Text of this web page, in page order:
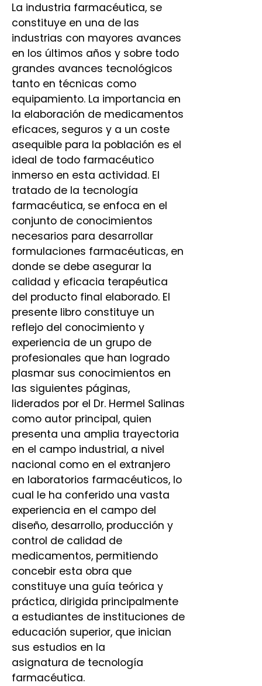
La industria farmacéutica, se
constituye en una de las
industrias con mayores avances
en los últimos años y sobre todo
grandes avances tecnológicos
tanto en técnicas como
equipamiento. La importancia en
la elaboración de medicamentos
eficaces, seguros y a un coste
asequible para la población es el
ideal de todo farmacéutico
inmerso en esta actividad. El
tratado de la tecnología
farmacéutica, se enfoca en el
conjunto de conocimientos
necesarios para desarrollar
formulaciones farmacéuticas, en
donde se debe asegurar la
calidad y eficacia terapéutica
del producto final elaborado. El
presente libro constituye un
reflejo del conocimiento y
experiencia de un grupo de
profesionales que han logrado
plasmar sus conocimientos en
las siguientes páginas,
liderados por el Dr. Hermel Salinas
como autor principal, quien
presenta una amplia trayectoria
en el campo industrial, a nivel
nacional como en el extranjero
en laboratorios farmacéuticos, lo
cual le ha conferido una vasta
experiencia en el campo del
diseño, desarrollo, producción y
control de calidad de
medicamentos, permitiendo
concebir esta obra que
constituye una guía teórica y
práctica, dirigida principalmente
a estudiantes de instituciones de
educación superior, que inician
sus estudios en la
asignatura de tecnología
farmacéutica.